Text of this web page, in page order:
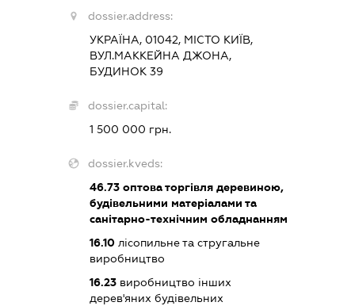
dossier.address:
УКРАЇНА, 01042, МІСТО КИЇВ,
ВУЛ.МАККЕЙНА ДЖОНА,
БУДИНОК 39
dossier.capital:
1 500 000 грн.
dossier.kveds:
46.73оптова торгівля деревиною,
будівельними матеріалами та
санітарно-технічним обладнанням
16.10лісопильне та стругальне
виробництво
16.23виробництво інших
дерев'яних будівельних